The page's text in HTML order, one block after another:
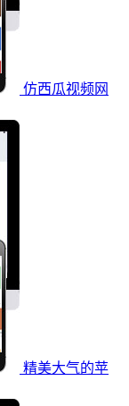
仿西瓜视频网
精美大气的苹